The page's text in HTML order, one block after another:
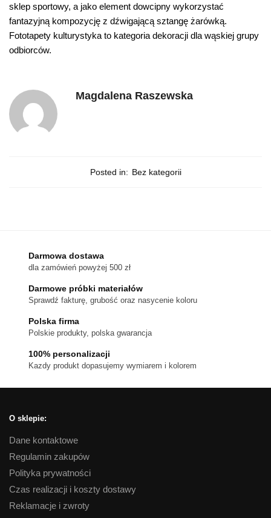
sklep sportowy, a jako element dowcipny wykorzystać
fantazyjną kompozycję z dźwigającą sztangę żarówką.
Fototapety kulturystyka to kategoria dekoracji dla wąskiej grupy
odbiorców.
Magdalena Raszewska
Posted in: Bez kategorii
Darmowa dostawa
dla zamówień powyżej 500 zł
Darmowe próbki materiałów
Sprawdź fakturę, grubość oraz nasycenie koloru
Polska firma
Polskie produkty, polska gwarancja
100% personalizacji
Kazdy produkt dopasujemy wymiarem i kolorem
O sklepie:
Dane kontaktowe
Regulamin zakupów
Polityka prywatności
Czas realizacji i koszty dostawy
Reklamacje i zwroty